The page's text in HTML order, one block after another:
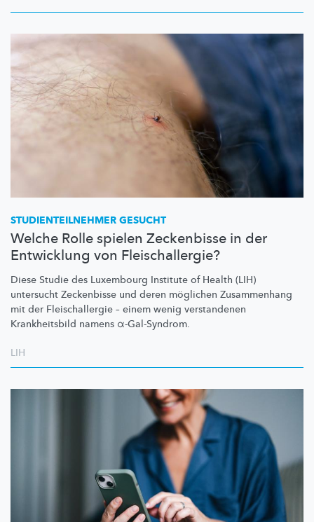
STUDIENTEILNEHMER GESUCHT
Welche Rolle spielen Zeckenbisse in der
Entwicklung von Fleischallergie?
Diese Studie des Luxembourg Institute of Health (LIH)
untersucht Zeckenbisse und deren möglichen Zusammenhang
mit der Fleischallergie – einem wenig verstandenen
Krankheitsbild namens α-Gal-Syndrom.
LIH